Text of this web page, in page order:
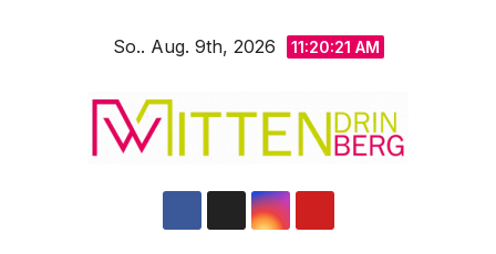
So.. Aug. 9th, 2026 11:20:23 AM